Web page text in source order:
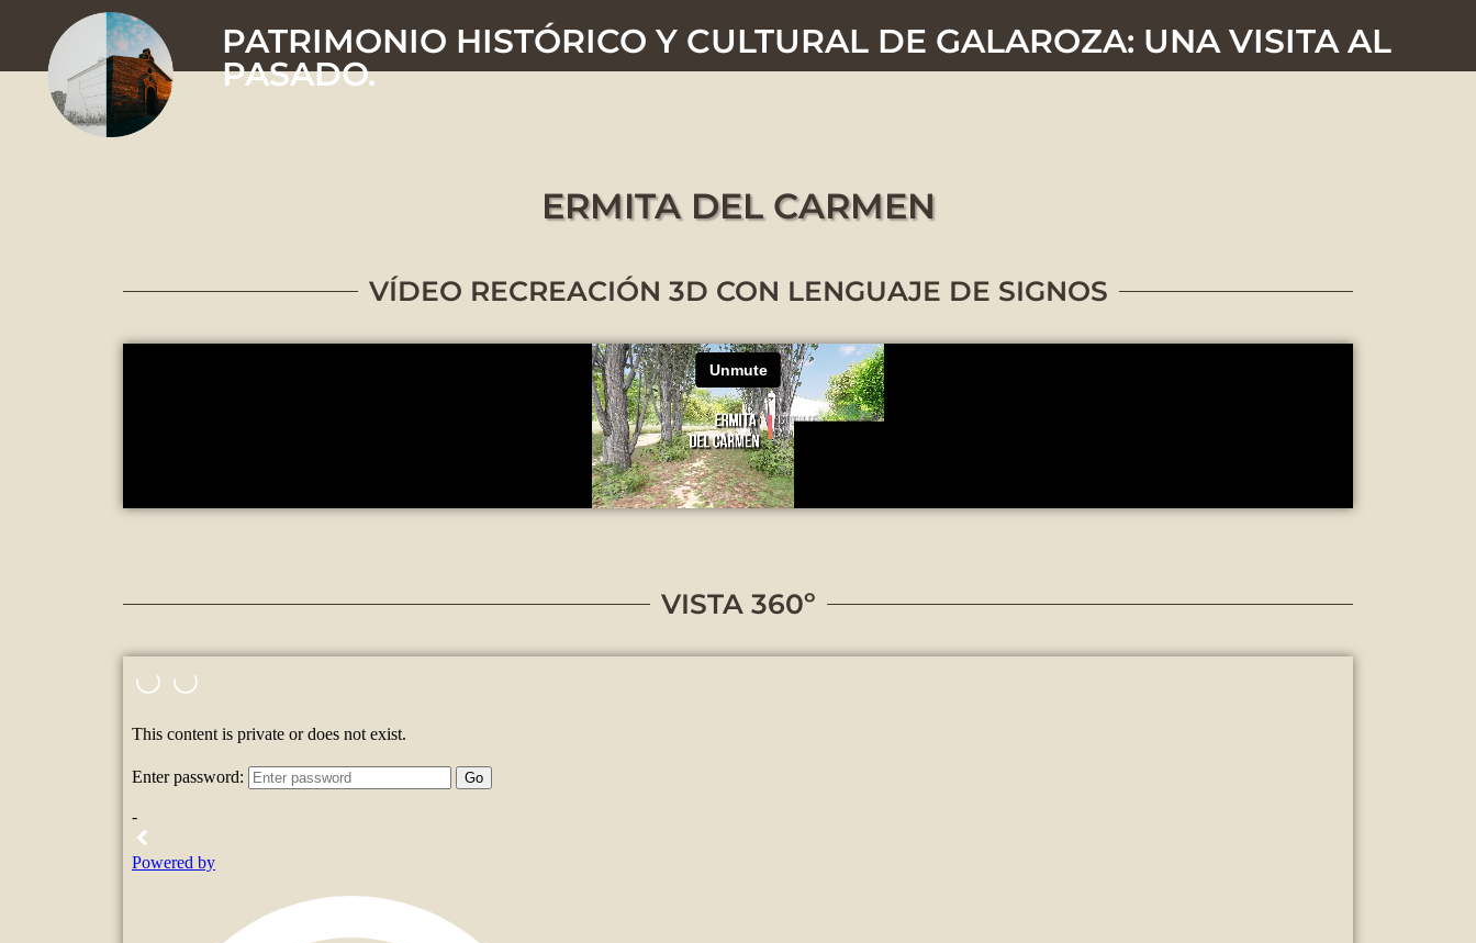
PATRIMONIO HISTÓRICO Y CULTURAL DE GALAROZA: UNA VISITA AL
PASADO.
ERMITA DEL CARMEN
VÍDEO RECREACIÓN 3D CON LENGUAJE DE SIGNOS
VISTA 360º